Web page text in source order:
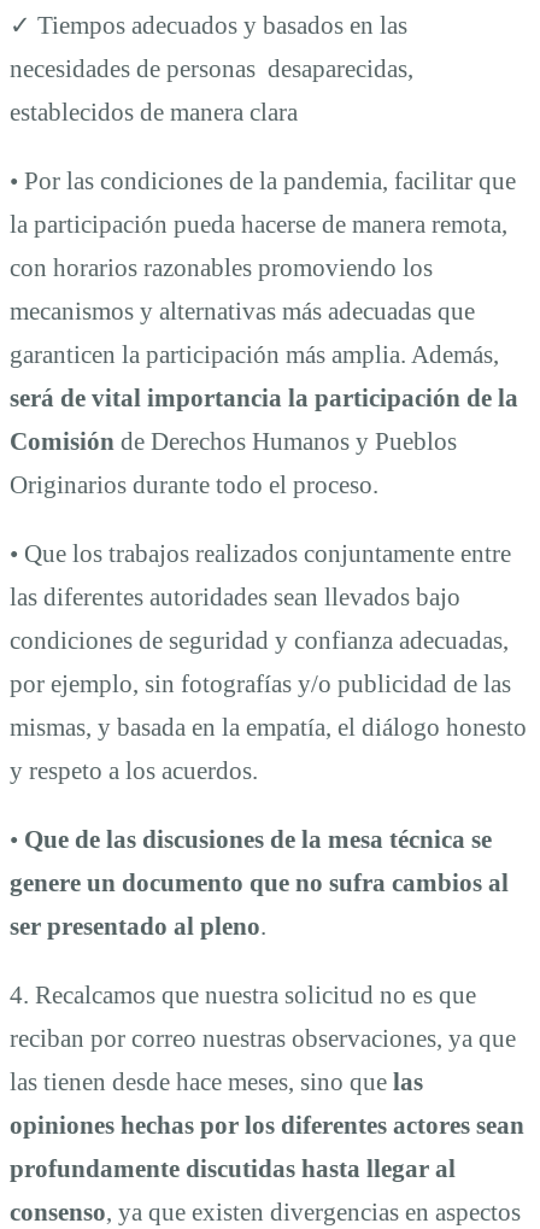
✓ Tiempos adecuados y basados en las
necesidades de personas desaparecidas,
establecidos de manera clara
• Por las condiciones de la pandemia, facilitar que
la participación pueda hacerse de manera remota,
con horarios razonables promoviendo los
mecanismos y alternativas más adecuadas que
garanticen la participación más amplia. Además,
será de vital importancia la participación de la
Comisión de Derechos Humanos y Pueblos
Originarios durante todo el proceso.
• Que los trabajos realizados conjuntamente entre
las diferentes autoridades sean llevados bajo
condiciones de seguridad y confianza adecuadas,
por ejemplo, sin fotografías y/o publicidad de las
mismas, y basada en la empatía, el diálogo honesto
y respeto a los acuerdos.
• Que de las discusiones de la mesa técnica se
genere un documento que no sufra cambios al
ser presentado al pleno.
4. Recalcamos que nuestra solicitud no es que
reciban por correo nuestras observaciones, ya que
las tienen desde hace meses, sino que las
opiniones hechas por los diferentes actores sean
profundamente discutidas hasta llegar al
consenso, ya que existen divergencias en aspectos